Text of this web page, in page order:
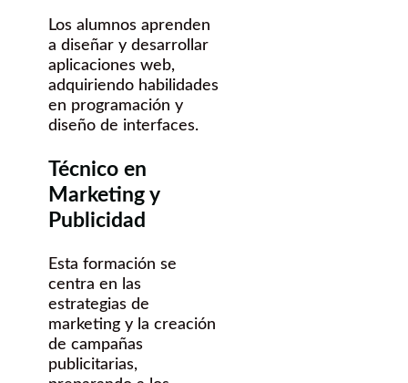
Los alumnos aprenden
a diseñar y desarrollar
aplicaciones web,
adquiriendo habilidades
en programación y
diseño de interfaces.
Técnico en
Marketing y
Publicidad
Esta formación se
centra en las
estrategias de
marketing y la creación
de campañas
publicitarias,